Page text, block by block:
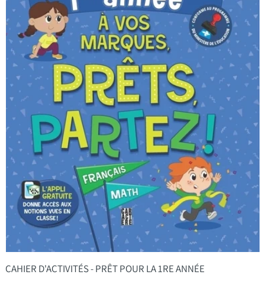
CAHIER D'ACTIVITÉS - PRÊT POUR LA 1RE ANNÉE